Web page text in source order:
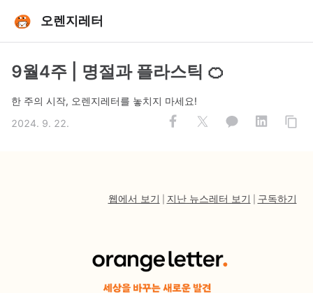
오렌지레터
9월4주 | 명절과 플라스틱 🍊
한 주의 시작, 오렌지레터를 놓치지 마세요!
2024. 9. 22.
웹에서 보기 지난 뉴스레터 보기 구독하기